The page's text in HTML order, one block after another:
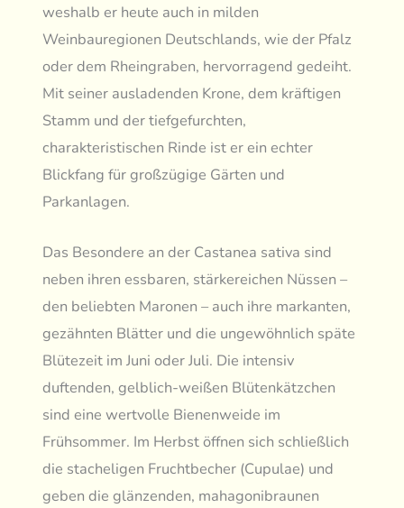
weshalb er heute auch in milden
Weinbauregionen Deutschlands, wie der Pfalz
oder dem Rheingraben, hervorragend gedeiht.
Mit seiner ausladenden Krone, dem kräftigen
Stamm und der tiefgefurchten,
charakteristischen Rinde ist er ein echter
Blickfang für großzügige Gärten und
Parkanlagen.
Das Besondere an der Castanea sativa sind
neben ihren essbaren, stärkereichen Nüssen –
den beliebten Maronen – auch ihre markanten,
gezähnten Blätter und die ungewöhnlich späte
Blütezeit im Juni oder Juli. Die intensiv
duftenden, gelblich-weißen Blütenkätzchen
sind eine wertvolle Bienenweide im
Frühsommer. Im Herbst öffnen sich schließlich
die stacheligen Fruchtbecher (Cupulae) und
geben die glänzenden, mahagonibraunen